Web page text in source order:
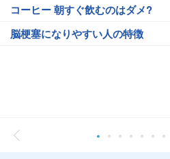
コーヒー 朝すぐ飲むのはダメ?
脳梗塞になりやすい人の特徴